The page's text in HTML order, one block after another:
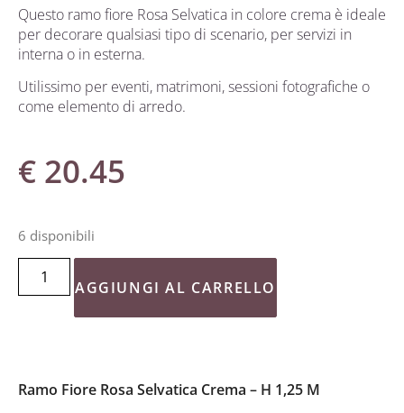
Questo ramo fiore Rosa Selvatica in colore crema è ideale
per decorare qualsiasi tipo di scenario, per servizi in
interna o in esterna.
Utilissimo per eventi, matrimoni, sessioni fotografiche o
come elemento di arredo.
€ 20.45
6 disponibili
AGGIUNGI AL CARRELLO
Ramo Fiore Rosa Selvatica Crema – H 1,25 M